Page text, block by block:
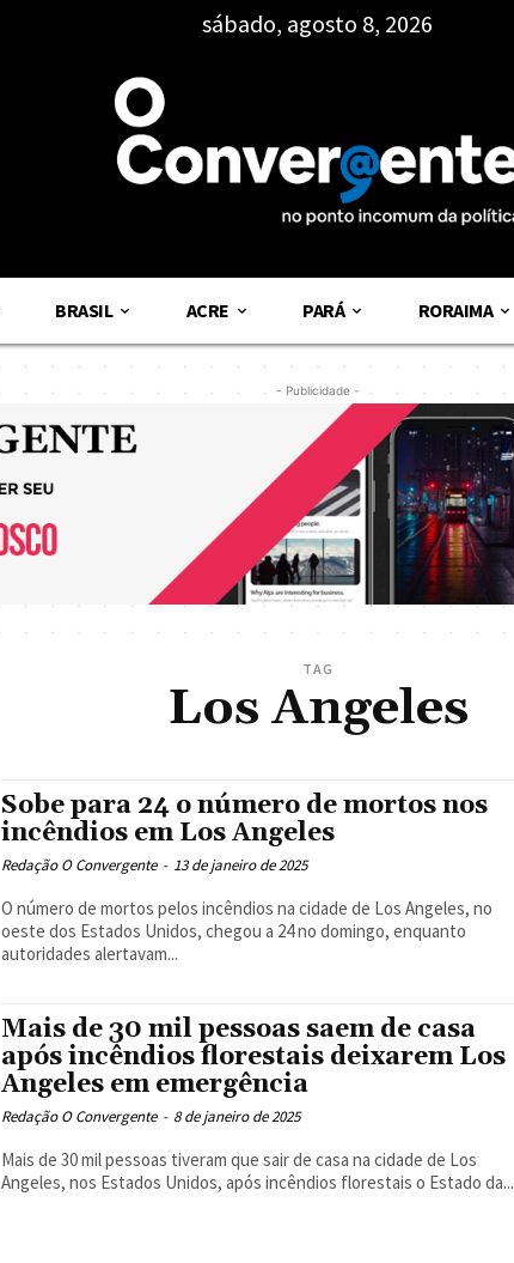
sábado, agosto 8, 2026
BRASIL ACRE PARÁ RORAIMA
- Publicidade -
TAG
Los Angeles
Sobe para 24 o número de mortos nos
incêndios em Los Angeles
Redação O Convergente - 13 de janeiro de 2025
O número de mortos pelos incêndios na cidade de Los Angeles, no
oeste dos Estados Unidos, chegou a 24 no domingo, enquanto
autoridades alertavam...
Mais de 30 mil pessoas saem de casa
após incêndios florestais deixarem Los
Angeles em emergência
Redação O Convergente - 8 de janeiro de 2025
Mais de 30 mil pessoas tiveram que sair de casa na cidade de Los
Angeles, nos Estados Unidos, após incêndios florestais o Estado da...